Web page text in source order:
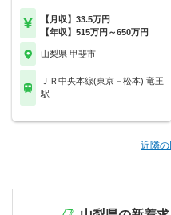
【月収】33.5万円
【年収】515万円～650万円
山梨県 甲斐市
ＪＲ中央本線(東京－松本) 竜王
駅
近隣